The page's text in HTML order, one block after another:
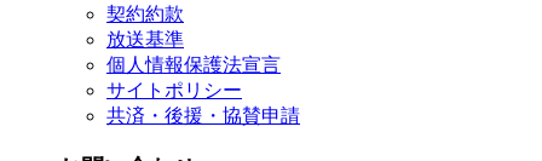
契約約款
放送基準
個人情報保護法宣言
サイトポリシー
共済・後援・協賛申請